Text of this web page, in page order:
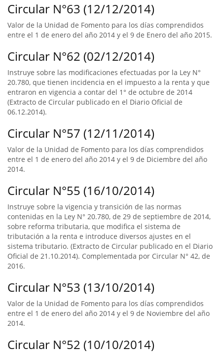
Circular N°63 (12/12/2014)
Valor de la Unidad de Fomento para los días comprendidos
entre el 1 de enero del año 2014 y el 9 de Enero del año 2015.
Circular N°62 (02/12/2014)
Instruye sobre las modificaciones efectuadas por la Ley N°
20.780, que tienen incidencia en el impuesto a la renta y que
entraron en vigencia a contar del 1° de octubre de 2014
(Extracto de Circular publicado en el Diario Oficial de
06.12.2014).
Circular N°57 (12/11/2014)
Valor de la Unidad de Fomento para los días comprendidos
entre el 1 de enero del año 2014 y el 9 de Diciembre del año
2014.
Circular N°55 (16/10/2014)
Instruye sobre la vigencia y transición de las normas
contenidas en la Ley N° 20.780, de 29 de septiembre de 2014,
sobre reforma tributaria, que modifica el sistema de
tributación a la renta e introduce diversos ajustes en el
sistema tributario. (Extracto de Circular publicado en el Diario
Oficial de 21.10.2014). Complementada por Circular N° 42, de
2016.
Circular N°53 (13/10/2014)
Valor de la Unidad de Fomento para los días comprendidos
entre el 1 de enero del año 2014 y el 9 de Noviembre del año
2014.
Circular N°52 (10/10/2014)